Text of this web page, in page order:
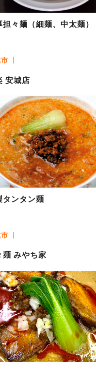
担々麺（細麺、中太麺）
安城店
タンタン麺
麺 みやち家